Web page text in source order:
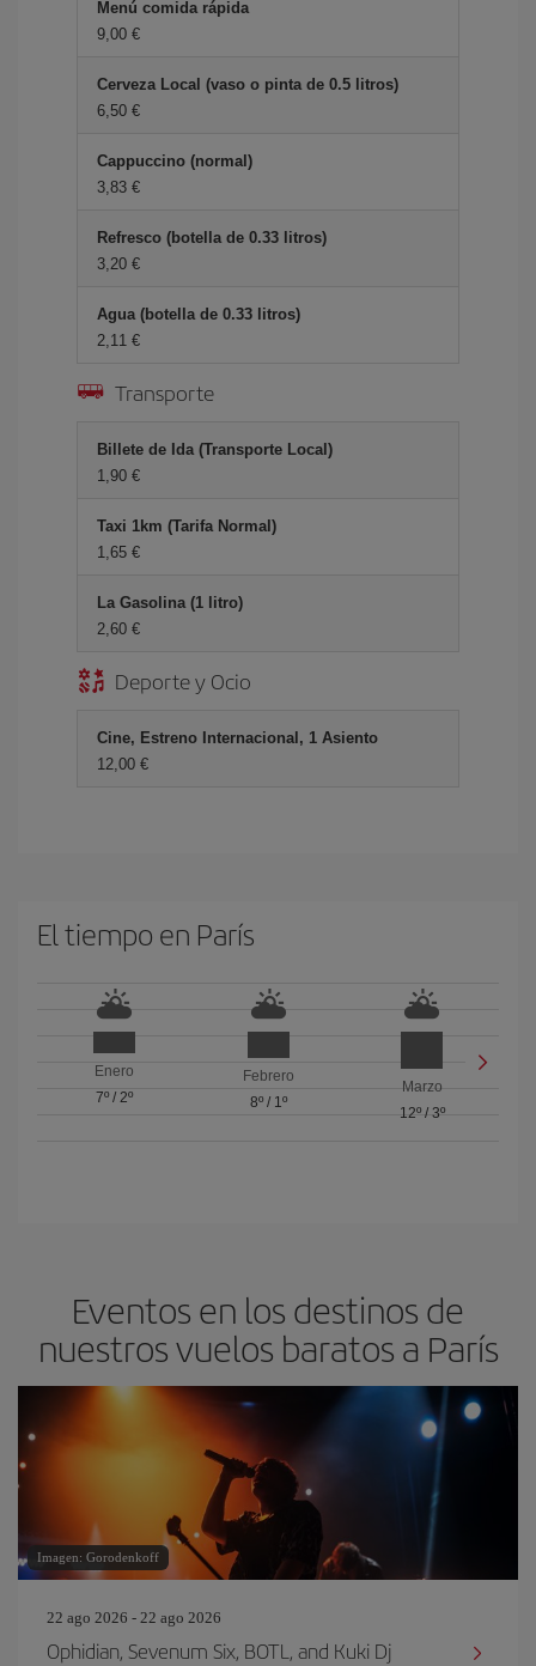
Menú comida rápida
9,00 €
Cerveza Local (vaso o pinta de 0.5 litros)
6,50 €
Cappuccino (normal)
3,83 €
Refresco (botella de 0.33 litros)
3,20 €
Agua (botella de 0.33 litros)
2,11 €
Transporte
Billete de Ida (Transporte Local)
1,90 €
Taxi 1km (Tarifa Normal)
1,65 €
La Gasolina (1 litro)
2,60 €
Deporte y Ocio
Cine, Estreno Internacional, 1 Asiento
12,00 €
El tiempo en París
Enero
7º/ 2º
Febrero
8º/ 1º
Marzo
12º/ 3º
Eventos en los destinos de
nuestros vuelos baratos a París
Imagen: Gorodenkoff
22 ago 2026 - 22 ago 2026
Ophidian, Sevenum Six, BOTL, and Kuki Dj